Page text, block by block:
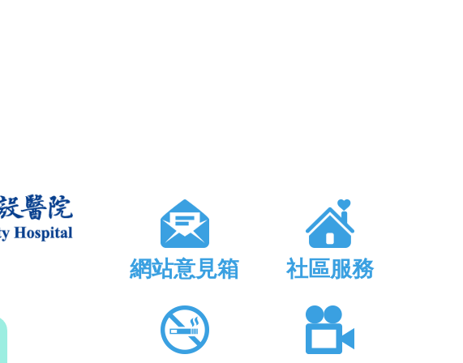
網站意見箱 社區服務